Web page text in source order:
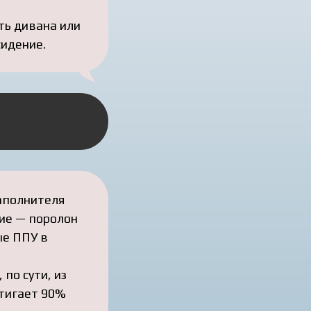
дивана или
— поролон
ППУ в
сути, из
90%